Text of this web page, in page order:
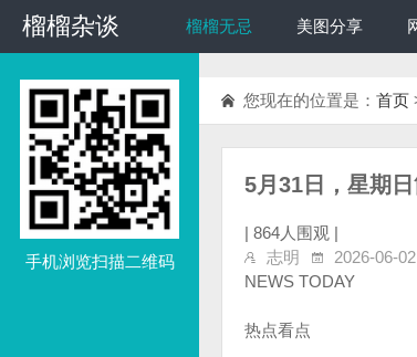
榴榴杂谈
榴榴杂谈 榴榴无忌 美图分享
手机浏览扫描二维码
您现在的位置是： 首页
5月31日，星期
| 864人围观 |
志明
2026-06-
NEWS TODAY
热点看点